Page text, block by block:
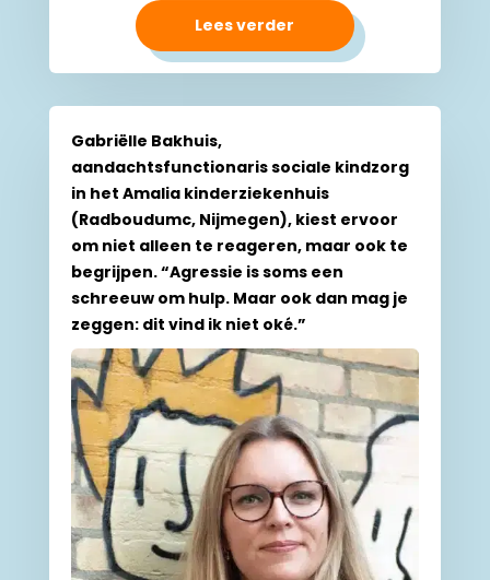
Lees verder
Gabriëlle Bakhuis,
aandachtsfunctionaris sociale kindzorg
in het Amalia kinderziekenhuis
(Radboudumc, Nijmegen), kiest ervoor
om niet alleen te reageren, maar ook te
begrijpen. “Agressie is soms een
schreeuw om hulp. Maar ook dan mag je
zeggen: dit vind ik niet oké.”